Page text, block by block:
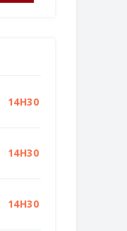
14H30
14H30
14H30